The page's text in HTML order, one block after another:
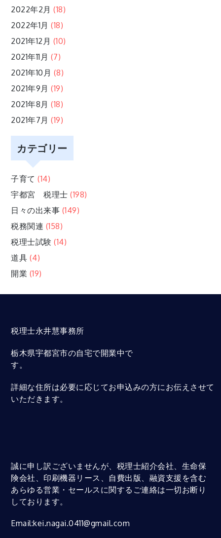
2022年2月 (18)
2022年1月 (18)
2021年12月 (10)
2021年11月 (7)
2021年10月 (8)
2021年9月 (19)
2021年8月 (18)
2021年7月 (19)
カテゴリー
子育て (14)
宇都宮 税理士 (198)
日々の出来事 (149)
税務関連 (158)
税理士試験 (14)
道具 (4)
開業 (19)
税理士永井慧事務所
栃木県宇都宮市の自宅で開業中で
す。
詳細な住所は必要に応じてお申込みの方にお伝えさせて
いただきます。
誠に申し訳ございませんが、税理士紹介会社、生命保
険会社、印刷機器リース、自費出版、融資支援を含む
あらゆる営業・セールスに関するご連絡は一切お断り
しております。
Email:kei.nagai.0411@gmail.com